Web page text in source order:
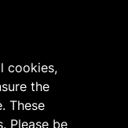
cookies,
the
These
Please be